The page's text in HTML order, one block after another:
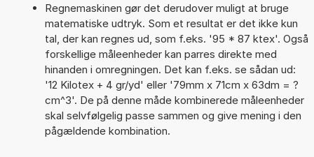
Regnemaskinen gør det derudover muligt at bruge
matematiske udtryk. Som et resultat er det ikke kun
tal, der kan regnes ud, som f.eks. '95 * 87 ktex'. Også
forskellige måleenheder kan parres direkte med
hinanden i omregningen. Det kan f.eks. se sådan ud:
'12 Kilotex + 4 gr/yd' eller '79mm x 71cm x 63dm = ?
cm^3'. De på denne måde kombinerede måleenheder
skal selvfølgelig passe sammen og give mening i den
pågældende kombination.